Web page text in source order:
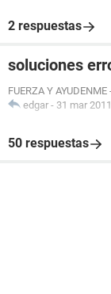
2 respuestas
soluciones
FUERZA Y AYUDENME
edgar - 31 mar
50 respuestas